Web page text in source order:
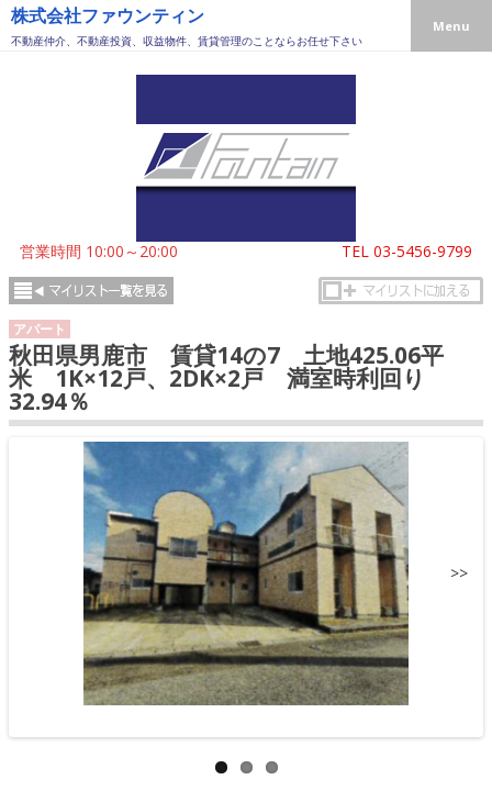
株式会社ファウンティン
不動産仲介、不動産投資、収益物件、賃貸管理のことならお任せ下さい
営業時間 10:00～20:00 TEL 03-5456-9799
Menu
アパート
秋田県男鹿市 賃貸14の7 土地425.06平
米 1K×12戸、2DK×2戸 満室時利回り
32.94％
>>